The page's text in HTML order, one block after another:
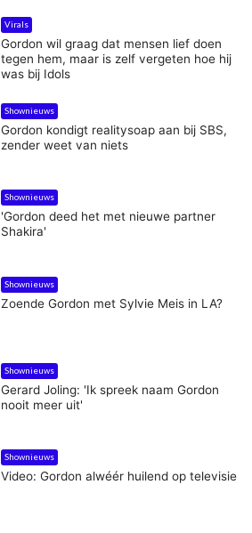
Virals
Gordon wil graag dat mensen lief doen
tegen hem, maar is zelf vergeten hoe hij
was bij Idols
Shownieuws
Gordon kondigt realitysoap aan bij SBS,
zender weet van niets
Shownieuws
'Gordon deed het met nieuwe partner
Shakira'
Shownieuws
Zoende Gordon met Sylvie Meis in LA?
Shownieuws
Gerard Joling: 'Ik spreek naam Gordon
nooit meer uit'
Shownieuws
Video: Gordon alwéér huilend op televisie